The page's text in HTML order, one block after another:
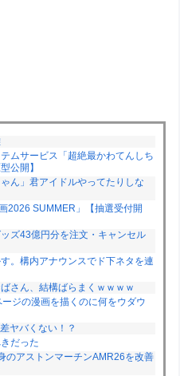
ムサービス「超絶最かわてんしち
公開】
ん」君アイドルやってたりしな
2026 SUMMER」【抽選受付開
ズ43億円分を注文・キャンセル
。構内アナウンスでド下ネタを連
さん、結構ばらまくｗｗｗｗ
ジの漫画を描くのに何をウダウ
ヤバくない！？
だった
のアストンマーチンAMR26を改善